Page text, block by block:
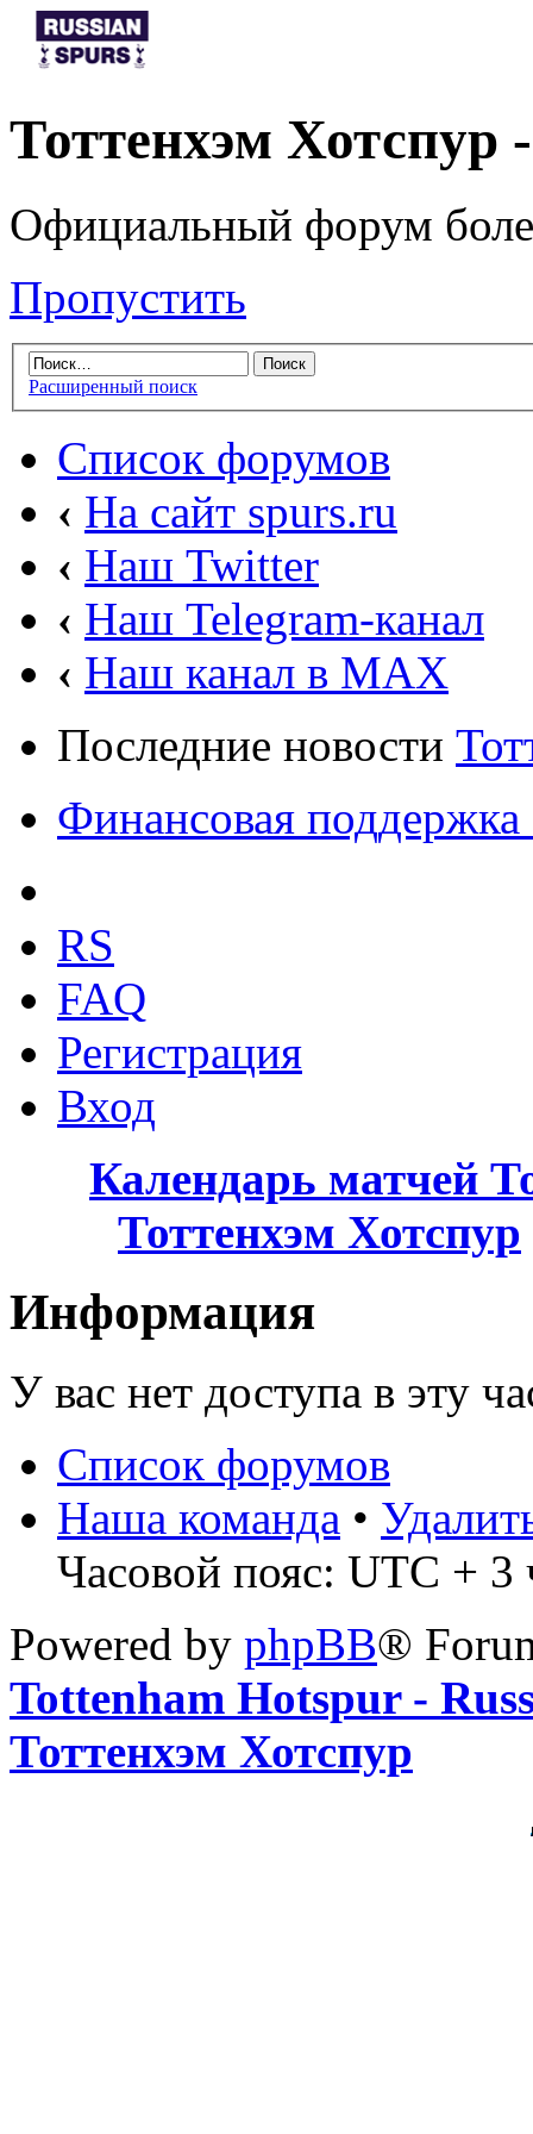
Тоттенхэм
Официальный форум
Пропустить
Расширенный поиск
Список форумов
‹ На сайт spurs.ru
‹ Наш Twitter
‹ Наш Telegram-канал
‹ Наш канал в MAX
Последние новости
Финансовая поддержка
RS
FAQ
Регистрация
Вход
Календарь матчей
Тоттенхэм Хотспур
Информация
У вас нет доступа в эту
Список форумов
Наша команда •
Часовой пояс: UTC + 3
Powered by phpBB®
Tottenham Hotspur -
Тоттенхэм Хотспур